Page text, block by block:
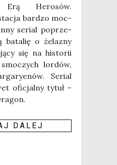
Erą Hero­sów.
bar­dzo moc­
serial poprze­
bata­lię o żela­zny
się na histo­rii
lor­dów,
Serial
ofi­cjal­ny tytuł –
DALEJ